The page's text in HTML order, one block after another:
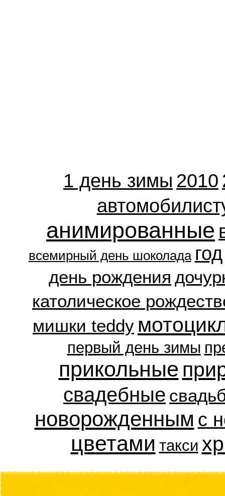
1 день зимы 2010
анимированные
всемирный день шоколада год
день рождения
католическое
мишки teddy
первый день зимы
прикольные
свадебные
новорожденным с
цветами такси